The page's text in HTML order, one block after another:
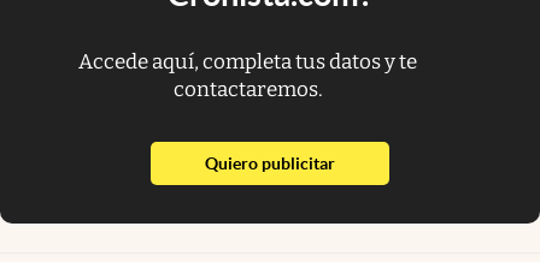
Accede aquí, completa tus datos y te
contactaremos.
Quiero publicitarabre en nueva pestaña